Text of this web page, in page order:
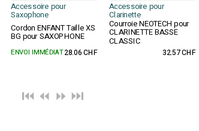
Accessoire pour
Saxophone
Accessoire pour
Clarinette
Cordon ENFANT Taille XS
BG pour SAXOPHONE
Courroie NEOTECH pour
CLARINETTE BASSE
CLASSIC
ENVOI IMMÉDIAT28.06 CHF 32.57 CHF
⏮️ ⏪ ⏩ ⏭️